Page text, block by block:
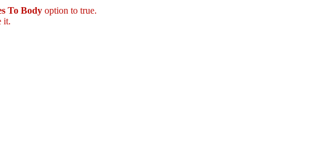
To Bodyoption to true.
it.